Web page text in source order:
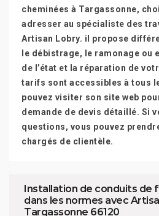
cheminées à Targassonne,
adresser au spécialiste des
Artisan Lobry. il propose
le débistrage, le ramonage ou
de l’état et la réparation de
tarifs sont accessibles à tous
pouvez visiter son site web
demande de devis détaillé. Si
questions, vous pouvez
chargés de clientèle.
Installation de conduits de
dans les normes avec
Targassonne 66120